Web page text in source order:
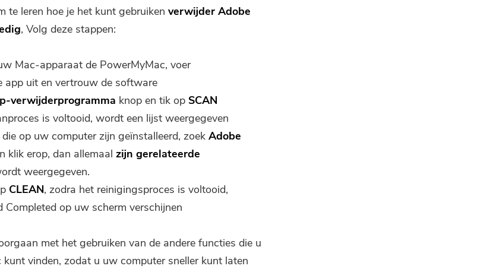
te leren hoe je het kunt gebruiken verwijder Adobe
, Volg deze stappen:
Mac-apparaat de PowerMyMac, voer
app uit en vertrouw de software
verwijderprogramma knop en tik op SCAN
is voltooid, wordt een lijst weergegeven
op uw computer zijn geïnstalleerd, zoek Adobe
klik erop, dan allemaal zijn gerelateerde
weergegeven.
CLEAN, zodra het reinigingsproces is voltooid,
Completed op uw scherm verschijnen
met het gebruiken van de andere functies die u
vinden, zodat u uw computer sneller kunt laten